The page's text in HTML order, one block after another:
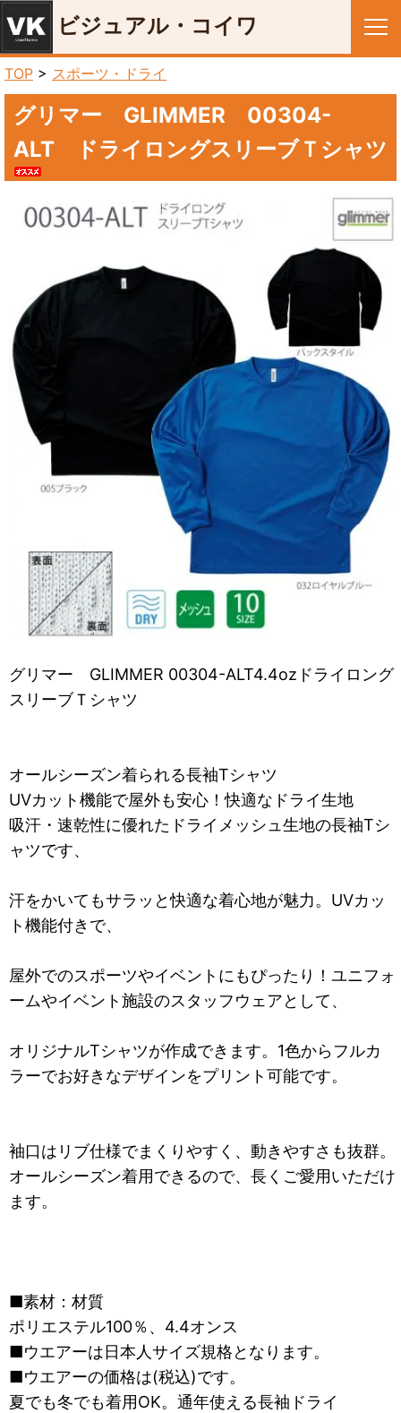
ビジュアル・コイワ
TOP > スポーツ・ドライ
グリマー GLIMMER 00304-
ALT ドライロングスリーブＴシャツ
グリマー GLIMMER 00304-ALT4.4ozドライロング
スリーブＴシャツ
オールシーズン着られる長袖Tシャツ
UVカット機能で屋外も安心！快適なドライ生地
吸汗・速乾性に優れたドライメッシュ生地の長袖Tシ
ャツです、
汗をかいてもサラッと快適な着心地が魅力。UVカッ
ト機能付きで、
屋外でのスポーツやイベントにもぴったり！ユニフォ
ームやイベント施設のスタッフウェアとして、
オリジナルTシャツが作成できます。1色からフルカ
ラーでお好きなデザインをプリント可能です。
袖口はリブ仕様でまくりやすく、動きやすさも抜群。
オールシーズン着用できるので、長くご愛用いただけ
ます。
■素材：材質
ポリエステル100％、4.4オンス
■ウエアーは日本人サイズ規格となります。
■ウエアーの価格は(税込)です。
夏でも冬でも着用OK。通年使える長袖ドライ